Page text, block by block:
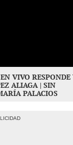
VIVO RESPONDE
ALIAGA | SIN
PALACIOS